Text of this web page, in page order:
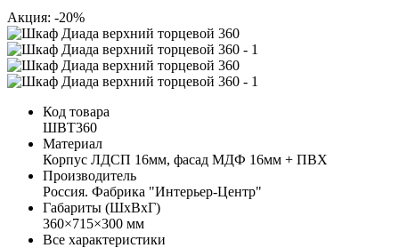
Акция: -20%
Код товара
ШВТ360
Материал
Корпус ЛДСП 16мм, фасад МДФ 16мм + ПВХ
Производитель
Россия. Фабрика "Интерьер-Центр"
Габариты (ШхВхГ)
360×715×300 мм
Все характеристики